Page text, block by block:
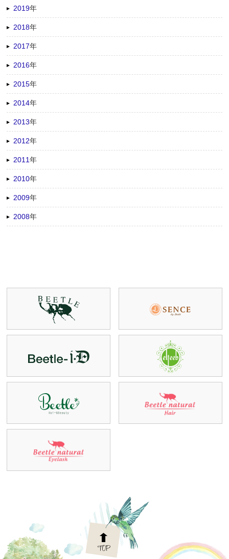
2019年
2018年
2017年
2016年
2015年
2014年
2013年
2012年
2011年
2010年
2009年
2008年